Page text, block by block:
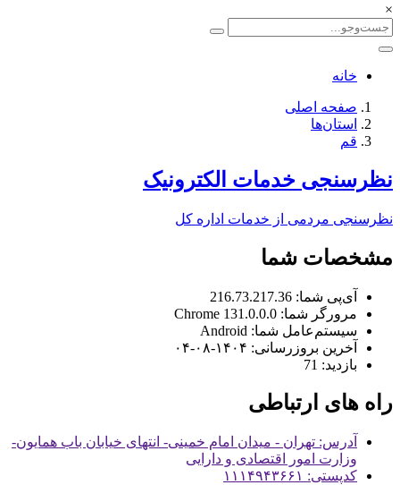
×
خانه
صفحه اصلی
استان‌ها
قم
نظرسنجی خدمات الکترونیک
نظرسنجی مردمی از خدمات اداره کل
مشخصات شما
آی‌پی شما: 216.73.217.36
مرورگر شما: 131.0.0.0 Chrome
سیستم‌عامل شما: Android
آخرین بروزرسانی: ۱۴۰۴-۰۸-۰۴
بازدید: 71
راه های ارتباطی
آدرس: تهران - میدان امام خمینی- انتهای خیابان باب همایون-
وزارت امور اقتصادی و دارایی
کدپستی: ۱۱۱۴۹۴۳۶۶۱